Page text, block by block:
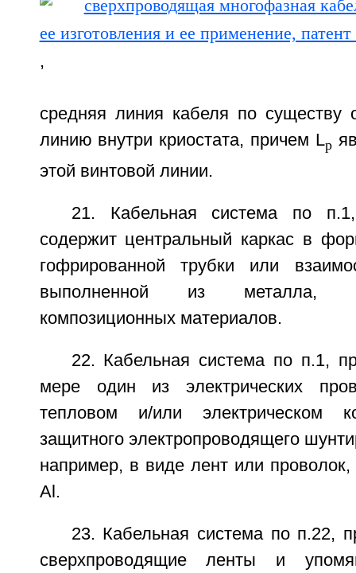
,
средняя линия кабеля по существу
линию внутри криостата, причем Lp
этой винтовой линии.
21. Кабельная система по
содержит центральный каркас в
гофрированной трубки или
выполненной из металла,
композиционных материалов.
22. Кабельная система по п.1,
мере один из электрических
тепловом и/или электрическом
защитного электропроводящего
например, в виде лент или
Al.
23. Кабельная система по п.22,
сверхпроводящие ленты и